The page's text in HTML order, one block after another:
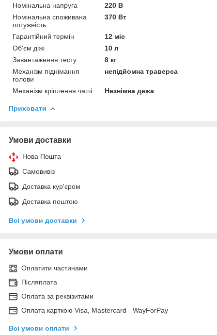
Номінальна напруга
220 В
Номінальна споживана
потужність
370 Вт
Гарантійний термін
12 міс
Об'єм діжі
10 л
Завантаження тесту
8 кг
Механізм піднімання
голови
непідйомна траверса
Механізм кріплення чаші Незнімна дежа
Приховати
Умови доставки
Нова Пошта
Самовивіз
Доставка кур'єром
Доставка поштою
Всі умови доставки
Умови оплати
Оплатити частинами
Післяплата
Оплата за реквізитами
Оплата карткою Visa, Mastercard - WayForPay
Всі умови оплати